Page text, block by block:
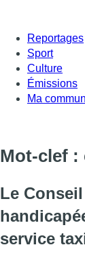
Reportages
Sport
Culture
Émissions
Ma
Mot-clef :
Le
service